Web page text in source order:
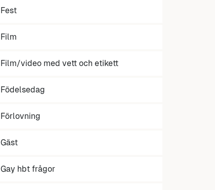
Fest
Film
Film/video med vett och etikett
Födelsedag
Förlovning
Gäst
Gay hbt frågor